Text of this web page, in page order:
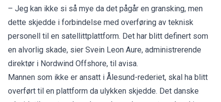
– Jeg kan ikke si så mye da det pågår en gransking, men
dette skjedde i forbindelse med overføring av teknisk
personell til en satellitt­plattform. Det har blitt definert som
en alvorlig skade, sier Svein Leon Aure, administrerende
direktør i Nordwind Offshore, til avisa.
Mannen som ikke er ansatt i Ålesund-rederiet, skal ha blitt
overført til en plattform da ulykken skjedde. Det danske